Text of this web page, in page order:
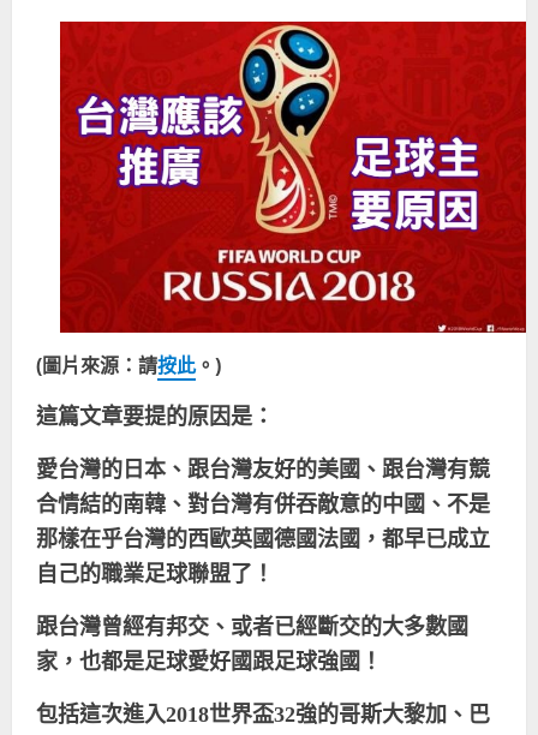
(圖片來源：請按此。 )
這篇文章要提的原因是：
愛台灣的日本、跟台灣友好的美國、跟台灣有競
合情結的南韓、對台灣有併吞敵意的中國、不是
那樣在乎台灣的西歐英國德國法國，都早已成立
自己的職業足球聯盟了！
跟台灣曾經有邦交、或者已經斷交的大多數國
家，也都是足球愛好國跟足球強國！
包括這次進入2018世界盃32強的哥斯大黎加、巴